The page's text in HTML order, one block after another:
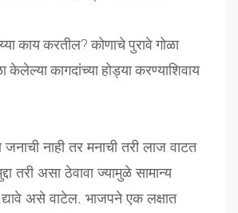
काय करतील? कोणाचे पुरावे गोळा
कागदांच्या होड्या करण्याशिवाय
जनाची नाही तर मनाची तरी लाज वाटत
तरी असा ठेवावा ज्यामुळे सामान्य
असे वाटेल. भाजपने एक लक्षात